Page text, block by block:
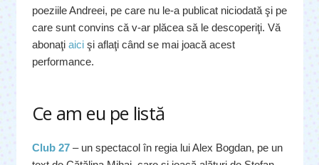
poeziile Andreei, pe care nu le-a publicat niciodată şi pe
care sunt convins că v-ar plăcea să le descoperiţi. Vă
abonaţi aici şi aflaţi când se mai joacă acest
performance.
Ce am eu pe listă
Club 27 – un spectacol în regia lui Alex Bogdan, pe un